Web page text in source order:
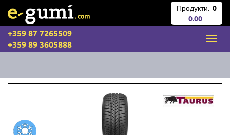
Продукти: 0
0.00
+359 87 7265509
+359 89 3605888